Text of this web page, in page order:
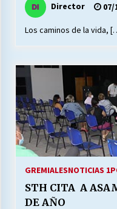
S.O.S. a
Nuestras
30/04/
Director 07/
Los caminos de la vida,
GREMIALESNOTICIAS 1
STH CITA A
DE AÑO